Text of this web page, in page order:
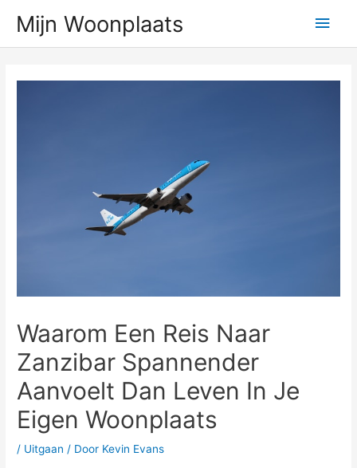
naarMijn Woonplaats
Waarom Een Reis Naar
Zanzibar Spannender
Aanvoelt Dan Leven In Je
Eigen Woonplaats
/ Uitgaan / Door Kevin Evans